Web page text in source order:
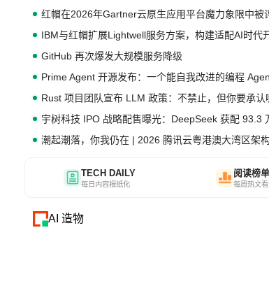
红帽在2026年Gartner云原生应用平台魔力象限中被
IBM与红帽扩展Lightwell服务方案，构建适配AI时代
GitHub 再次爆发大规模服务降级
Prime Agent 开源发布：一个能自我改进的编程
Rust 项目团队宣布 LLM 政策：不禁止，但你要承认
宇树科技 IPO 战略配售曝光：DeepSeek 获配 93.3
潮起潮落，你我仍在 | 2026 腾讯云粤港澳大湾区架
TECH DAILY
每日内容报纸化
阅读榜单
每周热文
AI 造物